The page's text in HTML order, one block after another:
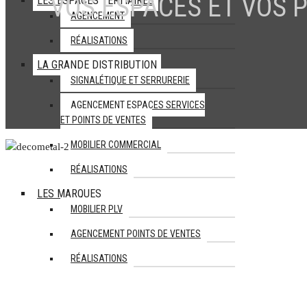
AGENCEMENT
RÉALISATIONS
LA GRANDE DISTRIBUTION
SIGNALÉTIQUE ET SERRURERIE
AGENCEMENT ESPACES SERVICES
ET POINTS DE VENTES
MOBILIER COMMERCIAL
RÉALISATIONS
LES MARQUES
MOBILIER PLV
AGENCEMENT POINTS DE VENTES
RÉALISATIONS
VOS ESPACES ET VOS